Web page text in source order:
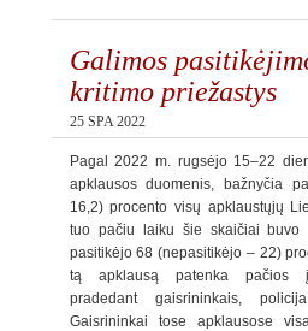
Galimos
kritimo priežastys
25 SPA 2022
Pagal 2022 m. rugsėjo 15–22
apklausos duomenis, bažnyčia
16,2) procento visų apklaustųjų
tuo pačiu laiku šie skaičiai buvo
pasitikėjo 68 (nepasitikėjo – 22)
tą apklausą patenka pačios
pradedant gaisrininkais,
Gaisrininkai tose apklausose